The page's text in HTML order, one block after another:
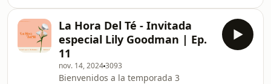
conversamos acerca del porqué
decidimos convertirnos en mamás y
de las cosas difíciles y las que más
hemos amado de la maternidad.
La Hora Del Té - Invitada
especial Lily Goodman | Ep.
11
nov. 14, 20243093
Bienvenidos a la temporada 3